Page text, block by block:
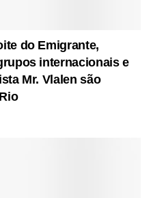
do Emigrante,
internacionais e
Mr. Vlalen são